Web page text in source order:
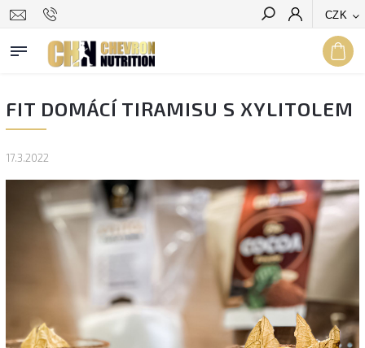
CZK
Hledat
FIT DOMÁCÍ TIRAMISU S XYLITOLEM
17.3.2022